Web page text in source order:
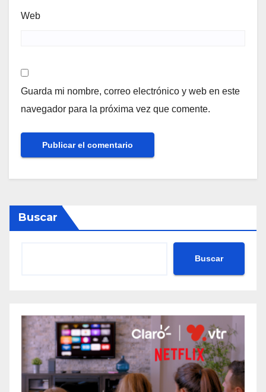
Web
Guarda mi nombre, correo electrónico y web en este
navegador para la próxima vez que comente.
Buscar
Buscar